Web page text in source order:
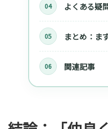
よくある疑
まとめ：ま
関連記事